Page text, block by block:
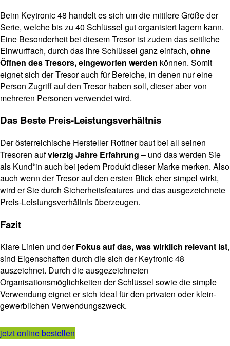
Beim Keytronic 48 handelt es sich um die mittlere Größe der
Serie, welche bis zu 40 Schlüssel gut organisiert lagern kann.
Eine Besonderheit bei diesem Tresor ist zudem das seitliche
Einwurffach, durch das ihre Schlüssel ganz einfach, ohne
Öffnen des Tresors, eingeworfen werden können. Somit
eignet sich der Tresor auch für Bereiche, in denen nur eine
Person Zugriff auf den Tresor haben soll, dieser aber von
mehreren Personen verwendet wird.
Das Beste Preis-Leistungsverhältnis
Der österreichische Hersteller Rottner baut bei all seinen
Tresoren aufvierzig Jahre Erfahrung – und das werden Sie
als Kund*in auch bei jedem Produkt dieser Marke merken. Also
auch wenn der Tresor auf den ersten Blick eher simpel wirkt,
wird er Sie durch Sicherheitsfeatures und das ausgezeichnete
Preis-Leistungsverhältnis überzeugen.
Fazit
Klare Linien und derFokus auf das, was wirklich relevant ist,
sind Eigenschaften durch die sich der Keytronic 48
auszeichnet. Durch die ausgezeichneten
Organisationsmöglichkeiten der Schlüssel sowie die simple
Verwendung eignet er sich ideal für den privaten oder klein-
gewerblichen Verwendungszweck.
jetzt online bestellen